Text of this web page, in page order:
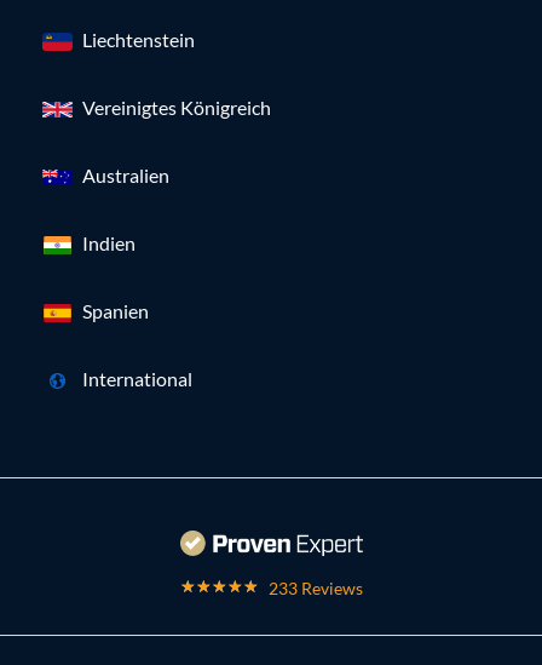
Liechtenstein
Vereinigtes Königreich
Australien
Indien
Spanien
International
233 Reviews